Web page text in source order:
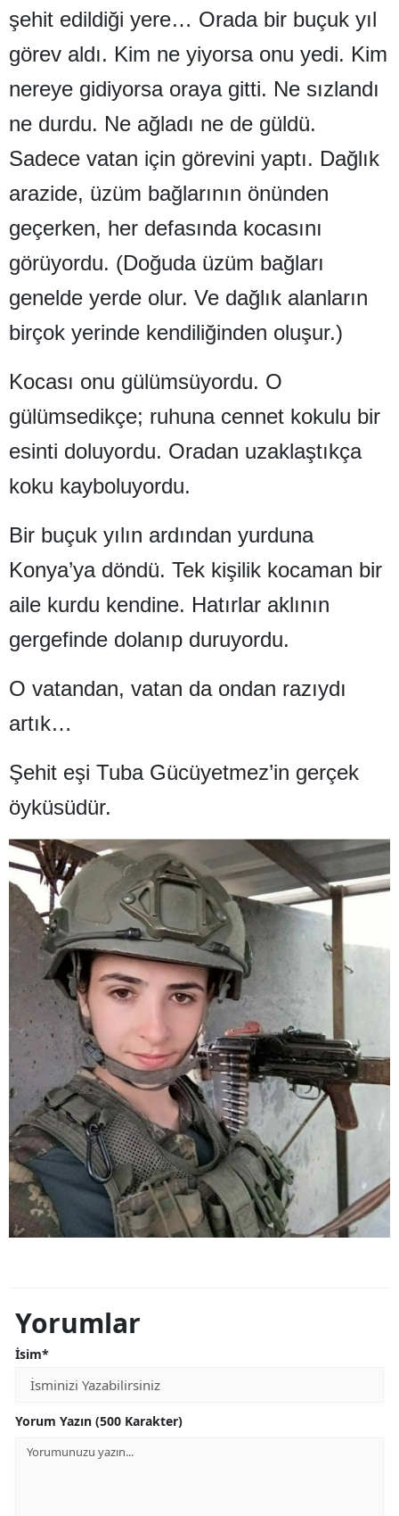
Karabük
Düzce
şehit edildiği yere… Orada bir buçuk yıl
görev aldı. Kim ne yiyorsa onu yedi. Kim
nereye gidiyorsa oraya gitti. Ne sızlandı
ne durdu. Ne ağladı ne de güldü.
Sadece vatan için görevini yaptı. Dağlık
arazide, üzüm bağlarının önünden
geçerken, her defasında kocasını
görüyordu. (Doğuda üzüm bağları
genelde yerde olur. Ve dağlık alanların
birçok yerinde kendiliğinden oluşur.)
Kocası onu gülümsüyordu. O
gülümsedikçe; ruhuna cennet kokulu bir
esinti doluyordu. Oradan uzaklaştıkça
koku kayboluyordu.
Bir buçuk yılın ardından yurduna
Konya’ya döndü. Tek kişilik kocaman bir
aile kurdu kendine. Hatırlar aklının
gergefinde dolanıp duruyordu.
O vatandan, vatan da ondan razıydı
artık…
Şehit eşi Tuba Gücüyetmez’in gerçek
öyküsüdür.
Yorumlar
İsim*
Yorum Yazın (500 Karakter)